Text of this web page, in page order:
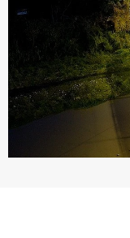
El Paseo de los
Malecón, es
colombiana de